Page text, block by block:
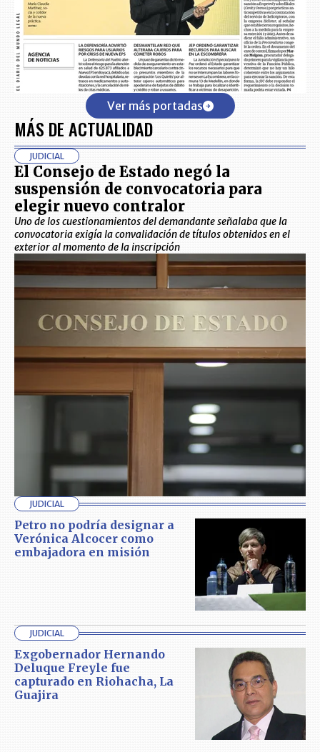
Ver más portadas
MÁS DE ACTUALIDAD
JUDICIAL
El Consejo de Estado negó la
suspensión de convocatoria para
elegir nuevo contralor
Uno de los cuestionamientos del demandante señalaba que la
convocatoria exigía la convalidación de títulos obtenidos en el
exterior al momento de la inscripción
JUDICIAL
Petro no podría designar a
Verónica Alcocer como
embajadora en misión
JUDICIAL
Exgobernador Hernando
Deluque Freyle fue
capturado en Riohacha, La
Guajira